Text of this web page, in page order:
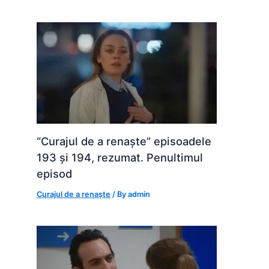
“Curajul de a renaște” episoadele
193 și 194, rezumat. Penultimul
episod
Curajul de a renaște / Byadmin